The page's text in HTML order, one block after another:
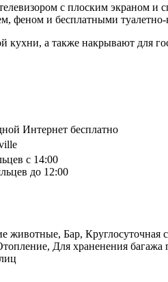
с плоским экраном
феном и бесплатными
кухни, а также накрывают для
Интернет бесплатно
с 14:00
до 12:00
Бар, Круглосуточная
Для храненения